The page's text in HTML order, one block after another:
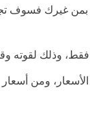
بمن غيرك
فقط، وذلك لقوته
الأسعار، ومن